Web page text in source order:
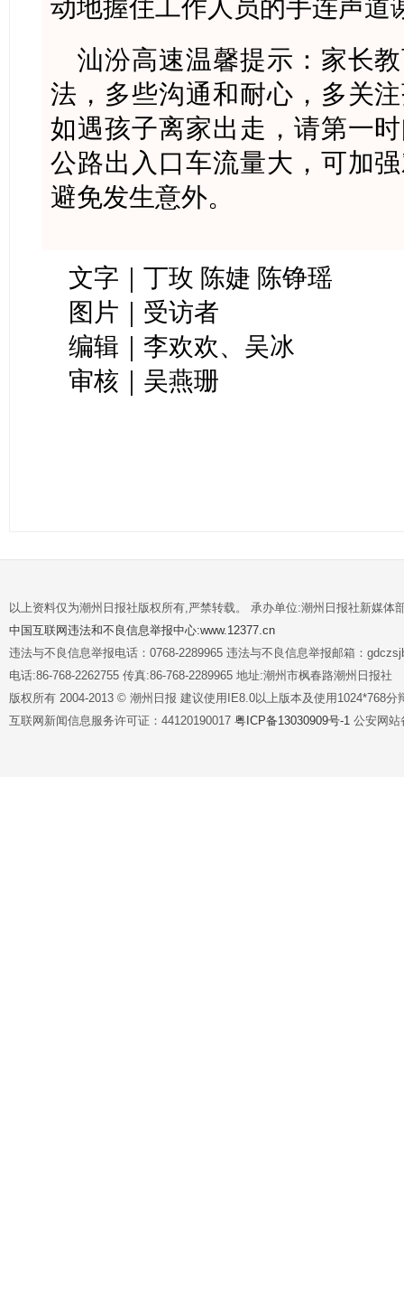
动地握住工作人员的手连声道
汕汾高速温馨提示：家长
法，多些沟通和耐心，多关
如遇孩子离家出走，请第一
公路出入口车流量大，可加
避免发生意外。
文字｜丁玫 陈婕 陈铮瑶
图片｜受访者
编辑｜李欢欢、吴冰
审核｜吴燕珊
以上资料仅为潮州日报社版权所有,严禁转载。 承办单位:潮州日报社新媒体
中国互联网违法和不良信息举报中心:www.12377.cn
违法与不良信息举报电话：0768-2289965 违法与不良信息举报邮箱：
电话:86-768-2262755 传真:86-768-2289965 地址:潮州市枫春路潮州日报社
版权所有 2004-2013 © 潮州日报 建议使用IE8.0以上版本及使用1024*768分
互联网新闻信息服务许可证：44120190017 粤ICP备13030909号-1 公安网站